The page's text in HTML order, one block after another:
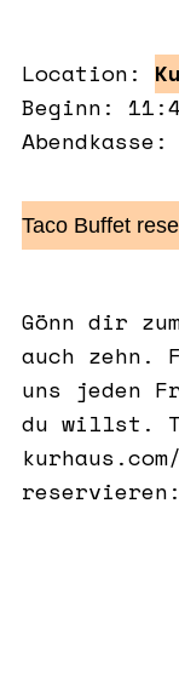
Location:
Beginn:
Taco Buffet
Gönn dir
auch zehn.
uns jeden
du willst.